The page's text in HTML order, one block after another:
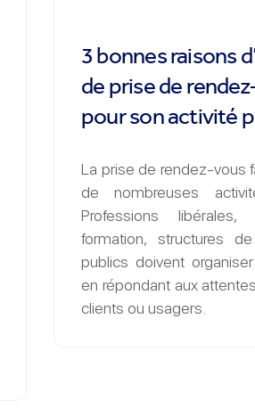
3 bonnes raisons
de prise de
pour son activité
La prise de rendez-vous
de nombreuses
Professions
formation, structures
publics doivent
en répondant aux
clients ou usagers.